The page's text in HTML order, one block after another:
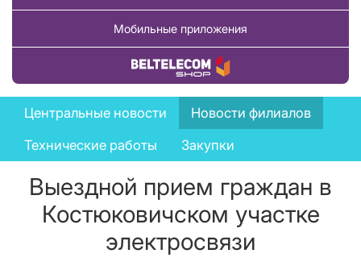
Мобильные приложения
Купить товар
News
menu
Центральные новости
Новости филиалов
Технические работы
Закупки
Выездной прием граждан в
Костюковичском участке
электросвязи